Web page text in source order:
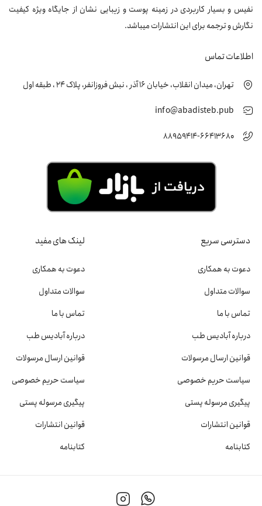
نفیس و بسیار کاربردی در زمینه پوست و زیبایی نشان از جایگاه ویژه کیفیت
نگارش و ترجمه برای این انتشارات میباشد.
اطلاعات تماس
تهران، میدان انقلاب، خیابان 16 آذر ، نبش فروزانفر، پلاک 24 ، طبقه اول
info@abadisteb.pub
88959414-66413680
دسترسی سریع
دعوت به همکاری
سوالات متداول
تماس با ما
درباره آبادیس طب
قوانین ارسال مرسولات
سیاست حریم خصوصی
پیگیری مرسوله پستی
قوانین انتشارات
کتابنامه
لینک های مفید
دعوت به همکاری
سوالات متداول
تماس با ما
درباره آبادیس طب
قوانین ارسال مرسولات
سیاست حریم خصوصی
پیگیری مرسوله پستی
قوانین انتشارات
کتابنامه